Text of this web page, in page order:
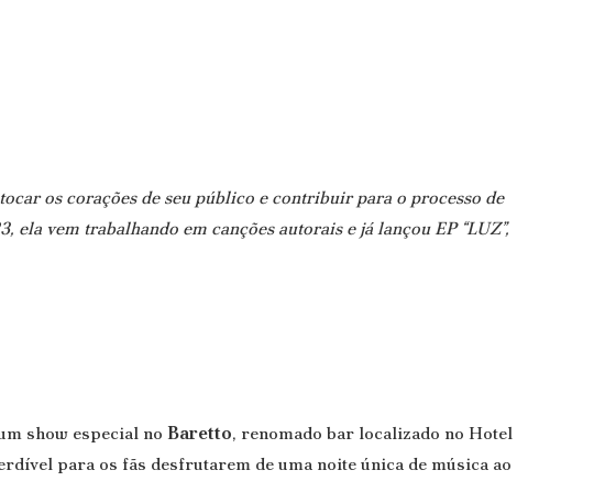
os corações de seu público e contribuir para o processo de
vem trabalhando em canções autorais e já lançou EP “LUZ”,
show especial no Baretto, renomado bar localizado no Hotel
para os fãs desfrutarem de uma noite única de música ao